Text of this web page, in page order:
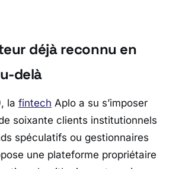
déjà reconnu en
delà
la fintech Aplo a su s’imposer
soixante clients institutionnels
spéculatifs ou gestionnaires
une plateforme propriétaire